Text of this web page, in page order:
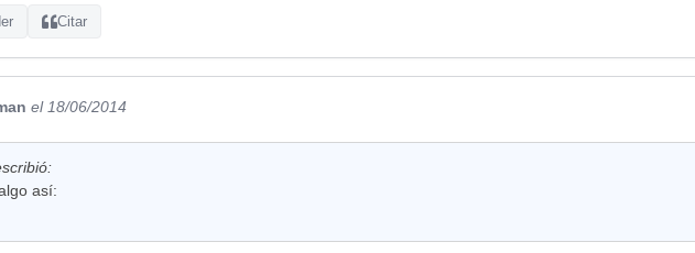
Citar
el 18/06/2014
así: